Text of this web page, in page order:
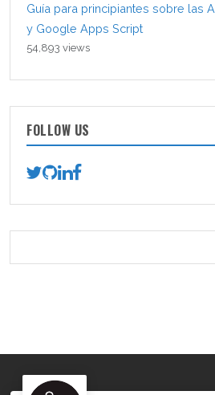
Guía para principiantes sobre las
y Google Apps Script
54,893 views
FOLLOW US